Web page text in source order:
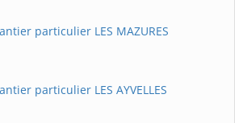
particulier LES MAZURES
particulier LES AYVELLES